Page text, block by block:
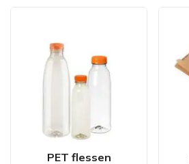
PET flessen